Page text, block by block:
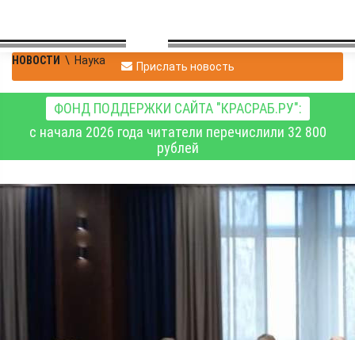
НОВОСТИ \ Наука Прислать новость
ФОНД ПОДДЕРЖКИ САЙТА "КРАСРАБ.РУ":
с начала 2026 года читатели перечислили 32 800
рублей
В Красноярске
состоялась 21-я по
счету конференция
Евразийский мост»